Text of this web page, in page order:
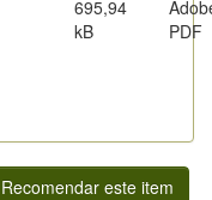
695,94
kB
PDF
Recomendar este item